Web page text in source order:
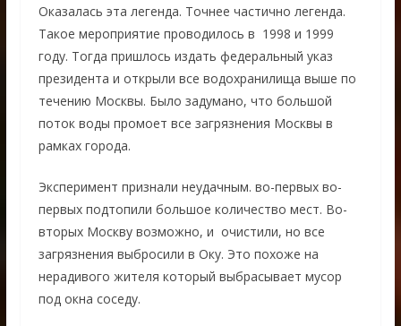
Оказалась эта легенда. Точнее частично легенда.
Такое мероприятие проводилось в 1998 и 1999
году. Тогда пришлось издать федеральный указ
президента и открыли все водохранилища выше по
течению Москвы. Было задумано, что большой
поток воды промоет все загрязнения Москвы в
рамках города.
Эксперимент признали неудачным. во-первых во-
первых подтопили большое количество мест. Во-
вторых Москву возможно, и очистили, но все
загрязнения выбросили в Оку. Это похоже на
нерадивого жителя который выбрасывает мусор
под окна соседу.